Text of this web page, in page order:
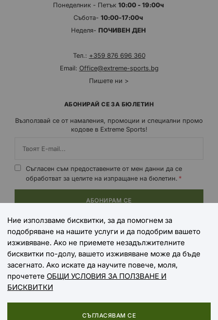
Понеделник - Петък 10:00 - 19:00ч
Събота- 10:00-17:00ч
Неделя- ПОЧИВЕН ДЕН
Тел.: +359 876 696 360
Email: Office@extreme-sports.bg
Пишете ни >
АБОНИРАЙ СЕ ЗА БЮЛЕТИН
Възползвай се от намаления, промоции и специални промо
кодове в Extreme Sports!
Съгласен съм предоставените от мен данни да се
обработват за целите на изпращане на бюлетин.
АБОНИРАМ СЕ
НАЧИНИ НА ПЛАЩАНЕ
НАЧИНИ НА ДОСТАВКА
Ние използваме бисквитки, за да помогнем за
подобряване на нашите услуги и да подобрим вашето
изживяване. Ако не приемете незадължителните
бисквитки по-долу, вашето изживяване може да бъде
засегнато. Ако искате да научите повече, моля,
прочетете ОБЩИ УСЛОВИЯ ЗА ПОЛЗВАНЕ И
БИСКВИТКИ
СЪГЛАСЯВАМ СЕ